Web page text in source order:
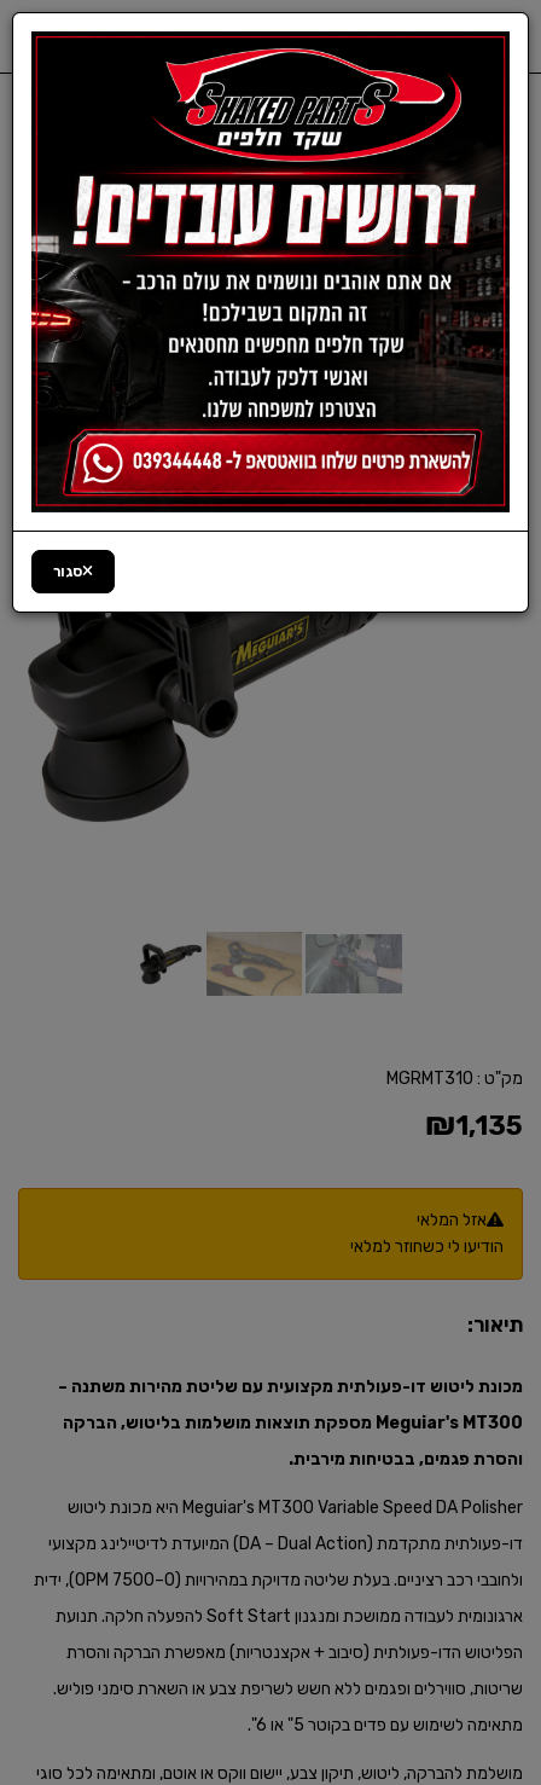
ציוד, אביזרים ומוצרים לרכב ציוד כללי לרכב
מכונת ליטוש דו-פעולתית
משתנה - MT300
Variable Speed Dual
Action Polisher מבית
MEGUIAR'S
מק"ט : MGRMT310
₪1,135
אזל המלאי
הודיעו לי כשחוזר למלאי
תיאור:
מכונת ליטוש דו-פעולתית מקצועית עם שליטת מהירות משתנה –
Meguiar's MT300 מספקת תוצאות מושלמות בליטוש​, הברקה
והסרת פגמים, בבטיחות מירבית.
Meguiar's MT300 Variable Speed DA Polisher היא מכונת ליטוש
דו-פעולתית מתקדמת (DA – Dual Action) המיועדת לדיטיילינג מקצועי
ולחובבי רכב רציניים. בעלת שליטה מדויקת במהירויות (0–7500 OPM), ידית
ארגונומית לעבודה ממושכת ומנגנון Soft Start להפעלה חלקה. תנועת
הפליטוש הדו-פעולתית (סיבוב + אקצנטריות) מאפשרת הברקה והסרת
שריטות, סווירלים ופגמים ללא חשש לשריפת צבע או השארת סימני פוליש.
מתאימה לשימוש עם פדים בקוטר 5" או 6".
מושלמת להברקה, ליטוש, תיקון צבע, יישום ווקס או אוטם, ומתאימה לכל סוגי
סגור